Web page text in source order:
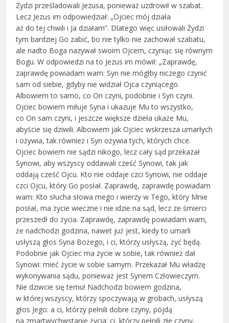
Żydzi prześladowali Jezusa, ponieważ uzdrowił w szabat.
Lecz Jezus im odpowiedział: „Ojciec mój działa
aż do tej chwili i Ja działam”. Dlatego więc usiłowali Żydzi
tym bardziej Go zabić, bo nie tylko nie zachował szabatu,
ale nadto Boga nazywał swoim Ojcem, czyniąc się równym
Bogu. W odpowiedzi na to Jezus im mówił: „Zaprawdę,
zaprawdę powiadam wam: Syn nie mógłby niczego czynić
sam od siebie, gdyby nie widział Ojca czyniącego.
Albowiem to samo, co On czyni, podobnie i Syn czyni.
Ojciec bowiem miłuje Syna i ukazuje Mu to wszystko,
co On sam czyni, i jeszcze większe dzieła ukaże Mu,
abyście się dziwili. Albowiem jak Ojciec wskrzesza umarłych
i ożywia, tak również i Syn ożywia tych, których chce.
Ojciec bowiem nie sądzi nikogo, lecz cały sąd przekazał
Synowi, aby wszyscy oddawali cześć Synowi, tak jak
oddają cześć Ojcu. Kto nie oddaje czci Synowi, nie oddaje
czci Ojcu, który Go posłał. Zaprawdę, zaprawdę powiadam
wam: Kto słucha słowa mego i wierzy w Tego, który Mnie
posłał, ma życie wieczne i nie idzie na sąd, lecz ze śmierci
przeszedł do życia. Zaprawdę, zaprawdę powiadam wam,
że nadchodzi godzina, nawet już jest, kiedy to umarli
usłyszą głos Syna Bożego, i ci, którzy usłyszą, żyć będą.
Podobnie jak Ojciec ma życie w sobie, tak również dał
Synowi: mieć życie w sobie samym. Przekazał Mu władzę
wykonywania sądu, ponieważ jest Synem Człowieczym.
Nie dziwcie się temu! Nadchodzi bowiem godzina,
w której wszyscy, którzy spoczywają w grobach, usłyszą
głos Jego: a ci, którzy pełnili dobre czyny, pójdą
na zmartwychwstanie życia; ci, którzy pełnili złe czyny,